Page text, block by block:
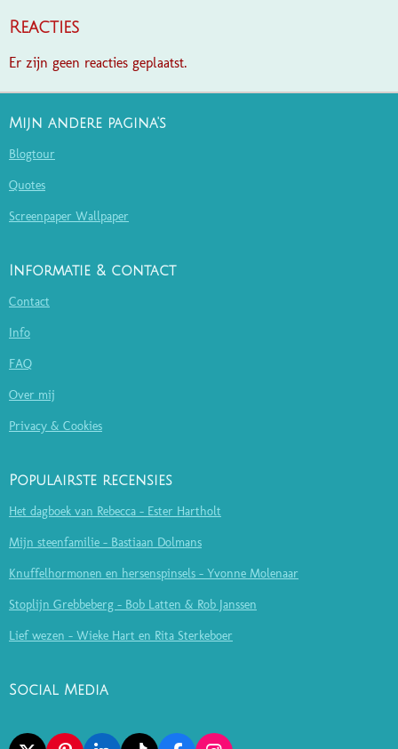
Reacties
Er zijn geen reacties geplaatst.
Mijn andere pagina's
Blogtour
Quotes
Screenpaper Wallpaper
Informatie & contact
Contact
Info
FAQ
Over mij
Privacy & Cookies
Populairste recensies
Het dagboek van Rebecca - Ester Hartholt
Mijn steenfamilie - Bastiaan Dolmans
Knuffelhormonen en hersenspinsels - Yvonne Molenaar
Stoplijn Grebbeberg - Bob Latten & Rob Janssen
Lief wezen - Wieke Hart en Rita Sterkeboer
Social Media